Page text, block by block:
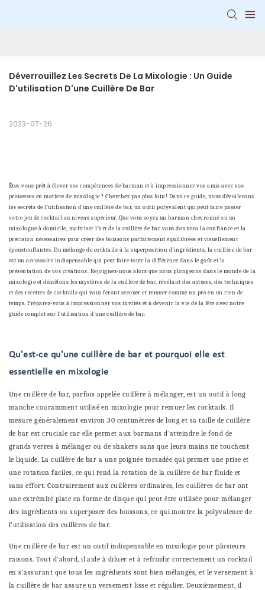
Déverrouillez Les Secrets De La Mixologie : Un Guide
D'utilisation D'une Cuillère De Bar
2023-07-26
Êtes-vous prêt à élever vos compétences de barman et à impressionner vos amis avec vos
prouesses en matière de mixologie ? Cherchez pas plus loin! Dans ce guide, nous dévoilerons
les secrets de l'utilisation d'une cuillère de bar, un outil polyvalent qui peut faire passer
votre jeu de cocktail au niveau supérieur. Que vous soyez un barman chevronné ou un
mixologue à domicile, maîtriser l'art de la cuillère de bar vous donnera la confiance et la
précision nécessaires pour créer des boissons parfaitement équilibrées et visuellement
époustouflantes. Du mélange de cocktails à la superposition d'ingrédients, la cuillère de bar
est un accessoire indispensable qui peut faire toute la différence dans le goût et la
présentation de vos créations. Rejoignez-nous alors que nous plongeons dans le monde de la
mixologie et démêlons les mystères de la cuillère de bar, révélant des astuces, des techniques
et des recettes de cocktails qui vous feront secouer et remuer comme un pro en un rien de
temps. Préparez-vous à impressionner vos invités et à devenir la vie de la fête avec notre
guide complet sur l'utilisation d'une cuillère de bar.
Qu'est-ce qu'une cuillère de bar et pourquoi elle est
essentielle en mixologie
Une cuillère de bar, parfois appelée cuillère à mélanger, est un outil à long
manche couramment utilisé en mixologie pour remuer les cocktails. Il
mesure généralement environ 30 centimètres de long et sa taille de cuillère
de bar est cruciale car elle permet aux barmans d'atteindre le fond de
grands verres à mélanger ou de shakers sans que leurs mains ne touchent
le liquide. La cuillère de bar a une poignée torsadée qui permet une prise et
une rotation faciles, ce qui rend la rotation de la cuillère de bar fluide et
sans effort. Contrairement aux cuillères ordinaires, les cuillères de bar ont
une extrémité plate en forme de disque qui peut être utilisée pour mélanger
des ingrédients ou superposer des boissons, ce qui montre la polyvalence de
l'utilisation des cuillères de bar.
Une cuillère de bar est un outil indispensable en mixologie pour plusieurs
raisons. Tout d'abord, il aide à diluer et à refroidir correctement un cocktail
en s'assurant que tous les ingrédients sont bien mélangés, et le versement à
la cuillère de bar assure un versement lisse et régulier. Deuxièmement, il